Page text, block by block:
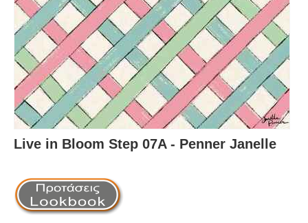
Live in Bloom Step 07A - Penner Janelle